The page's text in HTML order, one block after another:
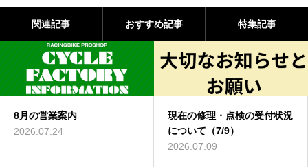
関連記事 おすすめ記事 特集記事
現在の修理・点検の受付状況
7/25-26 サマーツー
催